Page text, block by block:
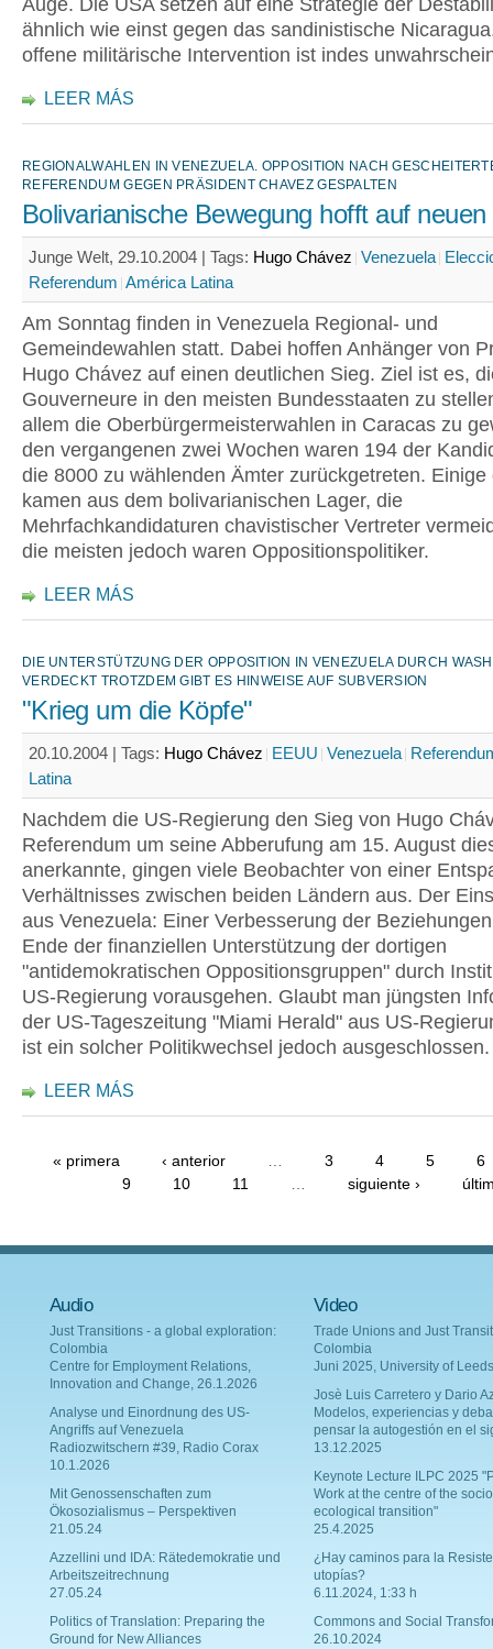
Auge. Die USA setzen auf eine Strategie der
ähnlich wie einst gegen das sandinistische
offene militärische Intervention ist indes
LEER MÁS
REGIONALWAHLEN IN VENEZUELA. OPPOSITION NACH
REFERENDUM GEGEN PRÄSIDENT CHAVEZ GESPALTEN
Bolivarianische Bewegung hofft auf neuen
Junge Welt, 29.10.2004 | Tags: Hugo Chávez Venezuela
Referendum América Latina
Am Sonntag finden in Venezuela Regional- und
Gemeindewahlen statt. Dabei hoffen Anhänger von
Hugo Chávez auf einen deutlichen Sieg. Ziel ist es,
Gouverneure in den meisten Bundesstaaten zu
allem die Oberbürgermeisterwahlen in Caracas zu
den vergangenen zwei Wochen waren 194 der
die 8000 zu wählenden Ämter zurückgetreten. Einige
kamen aus dem bolivarianischen Lager, die
Mehrfachkandidaturen chavistischer Vertreter
die meisten jedoch waren Oppositionspolitiker.
LEER MÁS
DIE UNTERSTÜTZUNG DER OPPOSITION IN VENEZUELA DURCH
VERDECKT TROTZDEM GIBT ES HINWEISE AUF SUBVERSION
"Krieg um die Köpfe"
20.10.2004 | Tags: Hugo Chávez EEUU Venezuela
Latina
Nachdem die US-Regierung den Sieg von Hugo
Referendum um seine Abberufung am 15. August
anerkannte, gingen viele Beobachter von einer
Verhältnisses zwischen beiden Ländern aus. Der
aus Venezuela: Einer Verbesserung der
Ende der finanziellen Unterstützung der dortigen
"antidemokratischen Oppositionsgruppen" durch
US-Regierung vorausgehen. Glaubt man jüngsten
der US-Tageszeitung "Miami Herald" aus US-
ist ein solcher Politikwechsel jedoch ausgeschlossen.
LEER MÁS
« primera ‹ anterior … 3 4 5
6
9
10 11 … siguiente ›
Audio
Just Transitions - a global exploration:
Colombia
Centre for Employment Relations,
Innovation and Change, 26.1.2026
Analyse und Einordnung des US-
Angriffs auf Venezuela
Radiozwitschern #39, Radio Corax
10.1.2026
Mit Genossenschaften zum
Ökosozialismus – Perspektiven
21.05.24
Azzellini und IDA: Rätedemokratie und
Arbeitszeitrechnung
27.05.24
Politics of Translation: Preparing the
Ground for New Alliances
Video
Trade Unions and Just
Colombia
Juni 2025, University of Leeds
Josè Luis Carretero y Dario
Modelos, experiencias y
pensar la autogestión en el
13.12.2025
Keynote Lecture ILPC 2025
Work at the centre of the
ecological transition"
25.4.2025
¿Hay caminos para la
utopías?
6.11.2024, 1:33 h
Commons and Social
26.10.2024